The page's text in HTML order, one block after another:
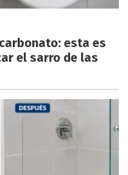
esta es
el sarro de las